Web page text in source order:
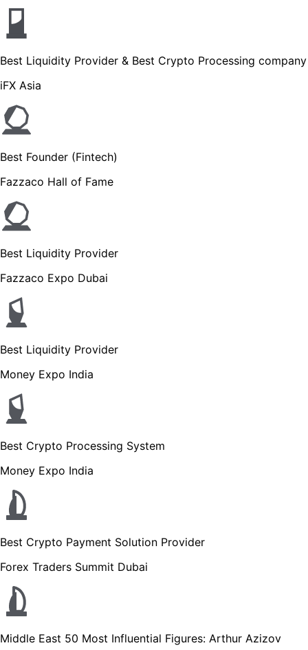
Best Liquidity Provider & Best Crypto Processing company
iFX Asia
Best Founder (Fintech)
Fazzaco Hall of Fame
Best Liquidity Provider
Fazzaco Expo Dubai
Best Liquidity Provider
Money Expo India
Best Crypto Processing System
Money Expo India
Best Crypto Payment Solution Provider
Forex Traders Summit Dubai
Middle East 50 Most Influential Figures: Arthur Azizov